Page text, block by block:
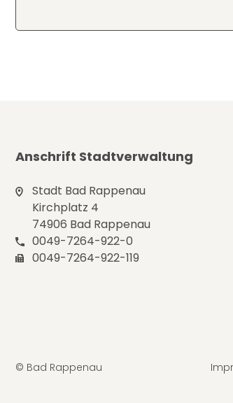
Anschrift Stadtverwaltung
Stadt Bad Rappenau
Kirchplatz 4
74906 Bad Rappenau
0049-7264-922-0
0049-7264-922-119
© Bad Rappenau